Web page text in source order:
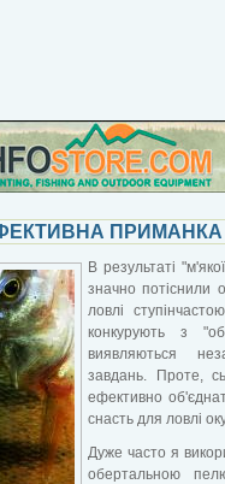
ПРИМАНКА
В результаті
значно потіснили
ловлі
конкурують з
виявляються
завдань. Проте,
ефективно
снасть для ловлі
Дуже часто я
обертальною